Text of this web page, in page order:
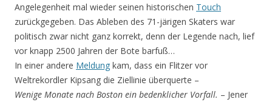
Angelegenheit mal wieder seinen historischen Touch
zurückgegeben. Das Ableben des 71-järigen Skaters war
politisch zwar nicht ganz korrekt, denn der Legende nach, lief
vor knapp 2500 Jahren der Bote barfuß…
In einer andere Meldung kam, dass ein Flitzer vor
Weltrekordler Kipsang die Ziellinie überquerte –
Wenige Monate nach Boston ein bedenklicher Vorfall. – Jener